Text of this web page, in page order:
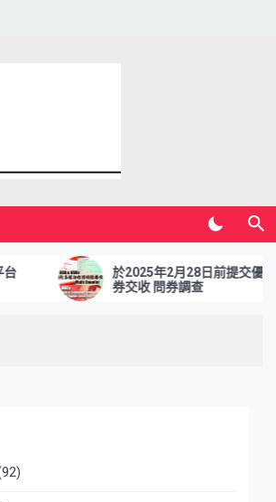
於2025年2月28日前提交優化多櫃
券交收 問券調查